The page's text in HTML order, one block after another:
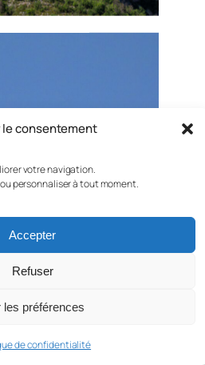
le consentement
votre navigation.
personnaliser à tout moment.
Accepter
Refuser
les préférences
de confidentialité